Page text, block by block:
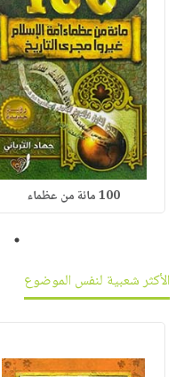
100 مائة من عظماء
1
الأكثر شعبية لنفس الموضوع